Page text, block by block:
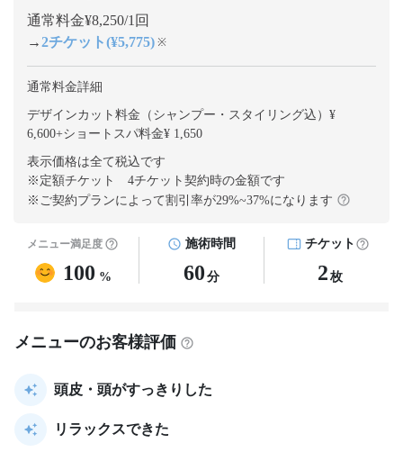
通常料金¥8,250/1回
→2チケット(¥5,775) ※
通常料金詳細
デザインカット料金（シャンプー・スタイリング込）¥
6,600+ショートスパ料金¥ 1,650
表示価格は全て税込です
※定額チケット 4チケット契約時の金額です
※ご契約プランによって割引率が29%~37%になります
メニュー満足度
100 %
施術時間
60 分
チケット
2 枚
メニューのお客様評価
頭皮・頭がすっきりした
リラックスできた